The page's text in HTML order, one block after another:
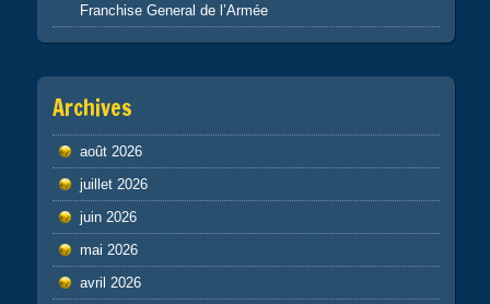
Franchise General de l’Armée
Archives
août 2026
juillet 2026
juin 2026
mai 2026
avril 2026